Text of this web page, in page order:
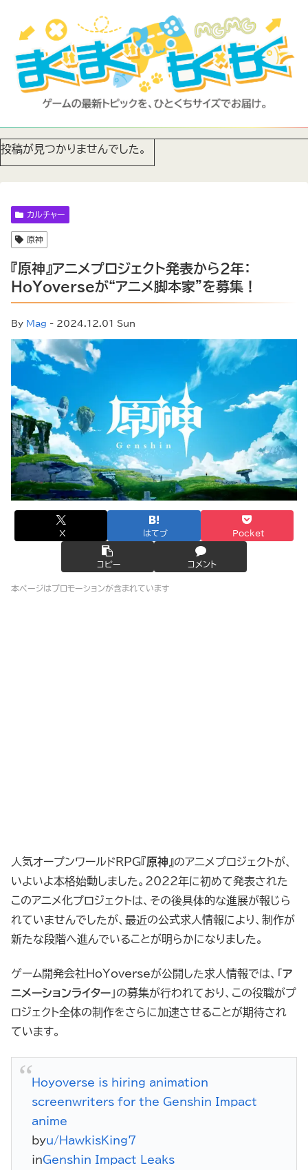
投稿が見つかりませんでした。
カルチャー
原神
『原神』アニメプロジェクト発表から2年：
HoYoverseが“アニメ脚本家”を募集！
By Mag - 2024.12.01 Sun
X はてブ Pocket
コピー コメント
本ページはプロモーションが含まれています
人気オープンワールドRPG『原神 』のアニメプロジェクトが、
いよいよ本格始動しました。2022年に初めて発表された
このアニメ化プロジェクトは、その後具体的な進展が報じら
れていませんでしたが、最近の公式求人情報により、制作が
新たな段階へ進んでいることが明らかになりました。
ゲーム開発会社HoYoverseが公開した求人情報では、「 ア
ニメーションライター 」の募集が行われており、この役職がプ
ロジェクト全体の制作をさらに加速させることが期待され
ています。
Hoyoverse is hiring animation
screenwriters for the Genshin Impact
anime
byu/HawkisKing7
inGenshin_Impact_Leaks